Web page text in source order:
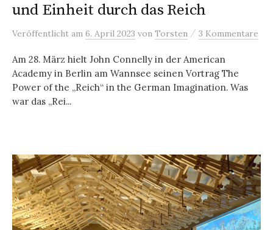
und Einheit durch das Reich
Veröffentlicht am 6. April 2023 von Torsten / 3 Kommentare
Am 28. März hielt John Connelly in der American
Academy in Berlin am Wannsee seinen Vortrag The
Power of the „Reich“ in the German Imagination. Was
war das „Rei...